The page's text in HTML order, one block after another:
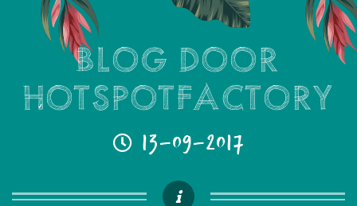
Blog door
Hotspotfactory
13-09-2017